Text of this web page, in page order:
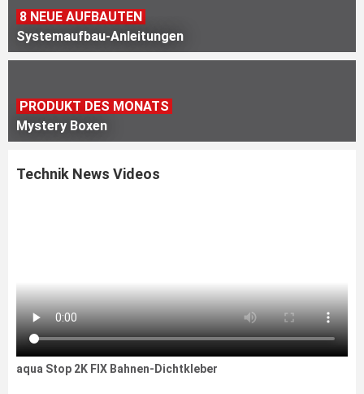
8 NEUE AUFBAUTEN
Systemaufbau-Anleitungen
PRODUKT DES MONATS
Mystery Boxen
Technik News Videos
aqua Stop 2K FIX Bahnen-Dichtkleber